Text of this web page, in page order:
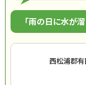
「雨の日に水が
西松浦郡